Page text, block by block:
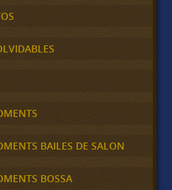
BAILES DE SALON
BOSSA